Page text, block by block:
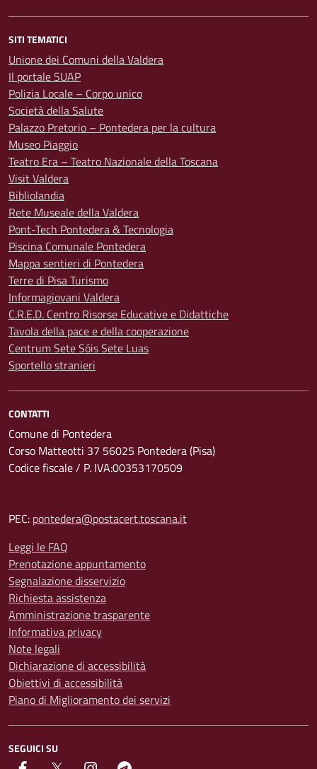
SITI TEMATICI
Unione dei Comuni della Valdera
Il portale SUAP
Polizia Locale – Corpo unico
Società della Salute
Palazzo Pretorio – Pontedera per la cultura
Museo Piaggio
Teatro Era – Teatro Nazionale della Toscana
Visit Valdera
Bibliolandia
Rete Museale della Valdera
Pont-Tech Pontedera & Tecnologia
Piscina Comunale Pontedera
Mappa sentieri di Pontedera
Terre di Pisa Turismo
Informagiovani Valdera
C.R.E.D. Centro Risorse Educative e Didattiche
Tavola della pace e della cooperazione
Centrum Sete Sóis Sete Luas
Sportello stranieri
CONTATTI
Comune di Pontedera
Corso Matteotti 37 56025 Pontedera (Pisa)
Codice fiscale / P. IVA:00353170509
PEC: pontedera@postacert.toscana.it
Leggi le FAQ
Prenotazione appuntamento
Segnalazione disservizio
Richiesta assistenza
Amministrazione trasparente
Informativa privacy
Note legali
Dichiarazione di accessibilità
Obiettivi di accessibilità
Piano di Miglioramento dei servizi
SEGUICI SU